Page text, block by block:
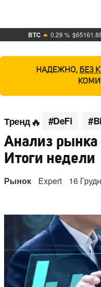
BTC 0.29 %
НАДЕЖНО, БЕЗ
Тренд #DeFi
Анализ рынка
Итоги недели
Рынок Expert 16